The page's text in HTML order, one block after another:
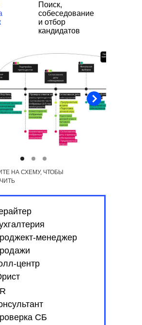
менеджер
центр
НА СХЕМУ, ЧТОБЫ
Поиск,
собеседование
и отбор
кандидатов
СБ